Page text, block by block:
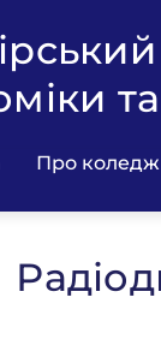
Про коледж